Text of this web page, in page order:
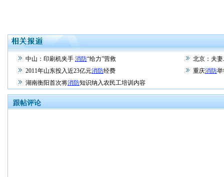
中山：印刷机夹手 消防“给力”营救
北京：夫
2011年山东投入近23亿元消防经费 重庆消防举
湖南衡阳首次将消防知识纳入农民工培训内容
跟帖评论